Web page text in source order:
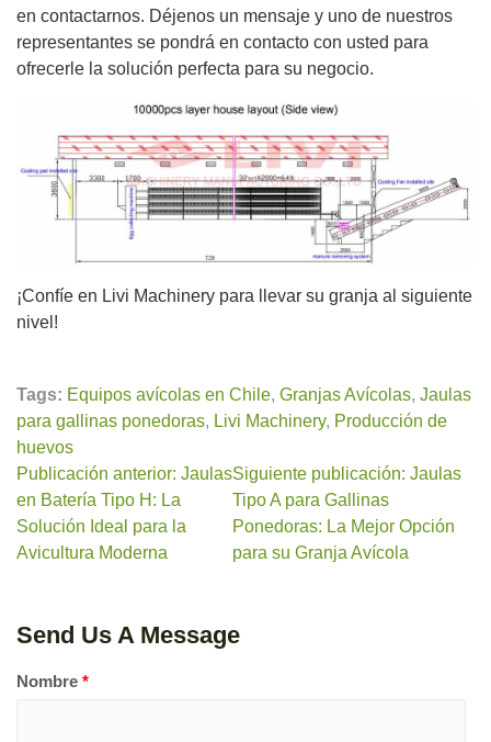
en contactarnos. Déjenos un mensaje y uno de nuestros
representantes se pondrá en contacto con usted para
ofrecerle la solución perfecta para su negocio.
¡Confíe en Livi Machinery para llevar su granja al siguiente
nivel!
Tags: Equipos avícolas en Chile, Granjas Avícolas, Jaulas
para gallinas ponedoras, Livi Machinery, Producción de
huevos
Publicación anterior: Jaulas
en Batería Tipo H: La
Solución Ideal para la
Avicultura Moderna
Siguiente publicación: Jaulas
Tipo A para Gallinas
Ponedoras: La Mejor Opción
para su Granja Avícola
Send Us A Message
Nombre *